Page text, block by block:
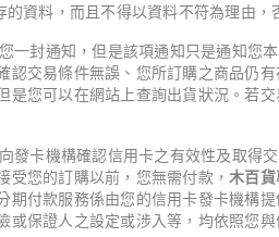
資料，而且不得以資料不符為理由，
封通知，但是該項通知只是通知您
認交易條件無誤、您所訂購之商品仍
是您可以在網站上查詢出貨狀況。若
卡機構確認信用卡之有效性及取得
受您的訂購以前，您無需付款， 木百
付款服務係由您的信用卡發卡機構
保證人之設定或涉入等，均依照您